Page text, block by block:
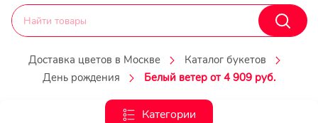
Доставка
Оплата
Доставка цветов в Москве
Каталог букетов
День рождения
Белый ветер от 4 909 руб.
Категории
Каталог букетов
Корзины с цветами